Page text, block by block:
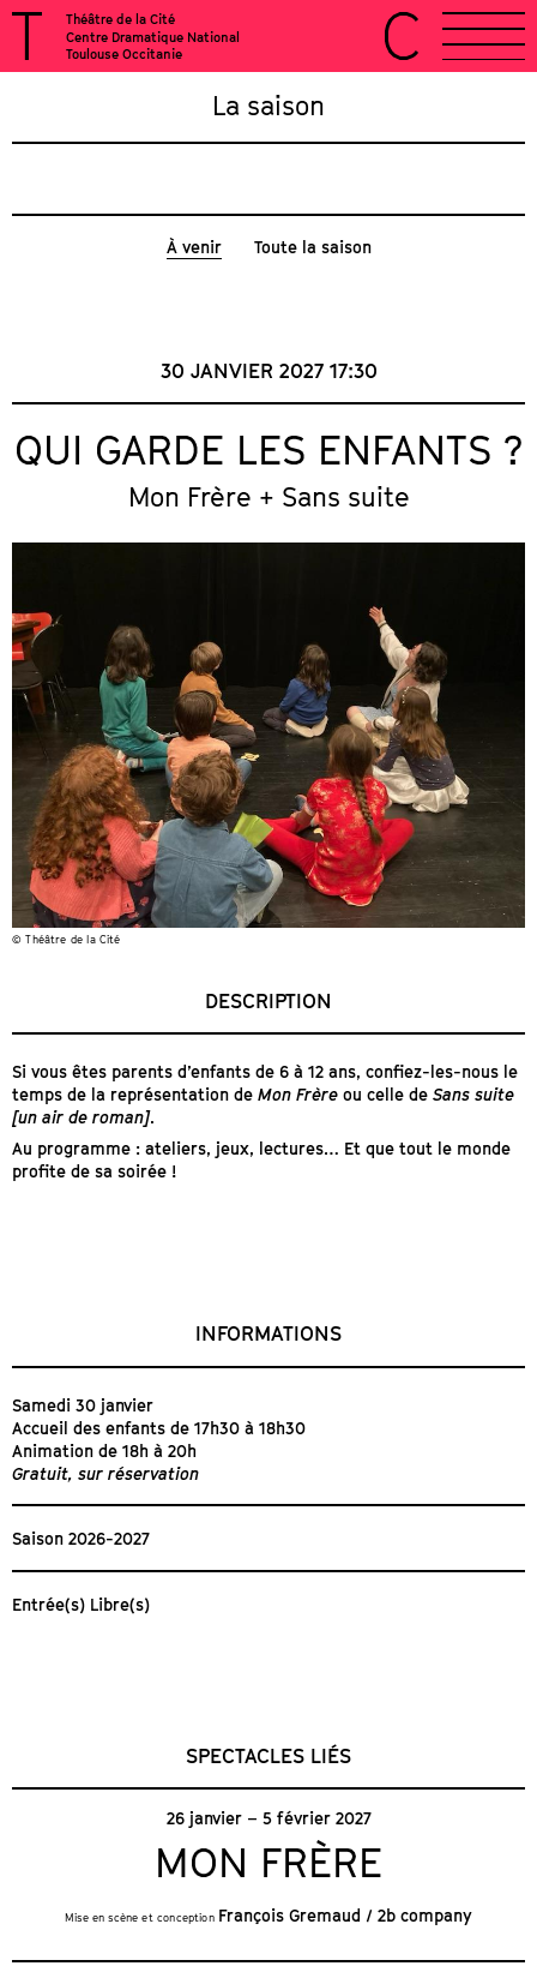
Théâtre de la Cité
Centre Dramatique National
Toulouse Occitanie
À venir Toute la saison
La saison
30 JANVIER 2027 17:30
QUI GARDE LES ENFANTS ?
Mon Frère + Sans suite
© Théâtre de la Cité
DESCRIPTION
Si vous êtes parents d’enfants de 6 à 12 ans, confiez-les-nous le
temps de la représentation de Mon Frère ou celle de Sans suite
[un air de roman].
Au programme : ateliers, jeux, lectures… Et que tout le monde
profite de sa soirée !
INFORMATIONS
Samedi 30 janvier
Accueil des enfants de 17h30 à 18h30
Animation de 18h à 20h
Gratuit, sur réservation
Saison 2026-2027
Entrée(s) Libre(s)
SPECTACLES LIÉS
26 janvier – 5 février 2027
MON FRÈRE
Mise en scène et conception François Gremaud / 2b company